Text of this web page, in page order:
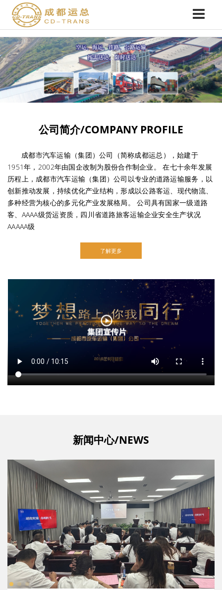
公司简介/COMPANY PROFILE
成都市汽车运输（集团）公司（简称成都运总），始建于
1951年，2002年由国企改制为股份合作制企业。 在七十余年发展
历程上，成都市汽车运输（集团）公司以专业的道路运输服务，以
创新推动发展，持续优化产业结构，形成以公路客运、现代物流、
多种经营为核心的多元化产业发展格局。 公司具有国家一级道路
客、AAAA级货运资质，四川省道路旅客运输企业安全生产状况
AAAAA级
了解更多
新闻中心/NEWS